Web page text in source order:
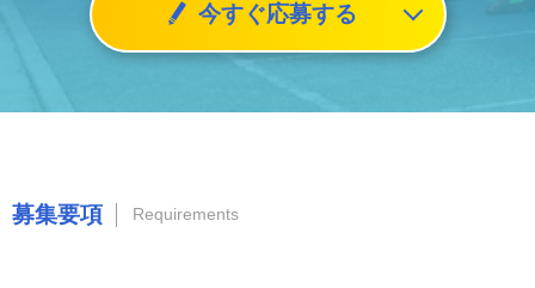
今すぐ応募する
募集要項 Requirements